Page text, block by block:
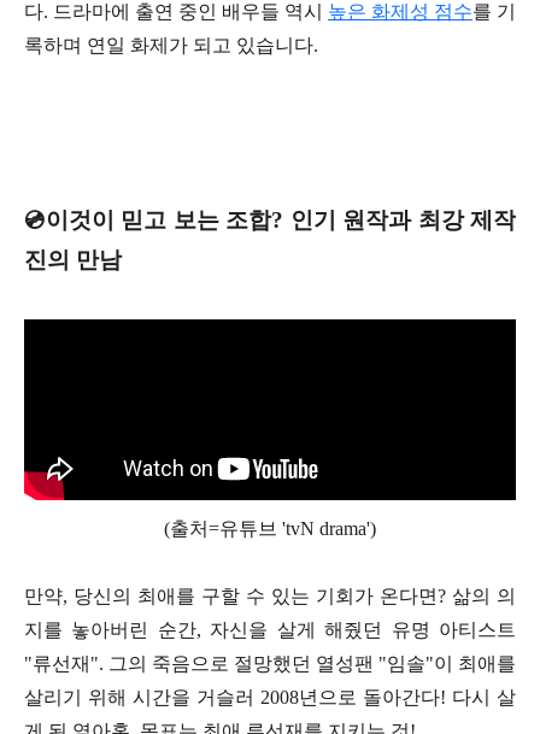
다. 드라마에 출연 중인 배우들 역시 높은 화제성 점수를 기
록하며 연일 화제가 되고 있습니다.
💿이것이 믿고 보는 조합? 인기 원작과 최강 제작
진의 만남
(출처=유튜브 'tvN drama')
만약, 당신의 최애를 구할 수 있는 기회가 온다면? 삶의 의
지를 놓아버린 순간, 자신을 살게 해줬던 유명 아티스트
"류선재". 그의 죽음으로 절망했던 열성팬 "임솔"이 최애를
살리기 위해 시간을 거슬러 2008년으로 돌아간다! 다시 살